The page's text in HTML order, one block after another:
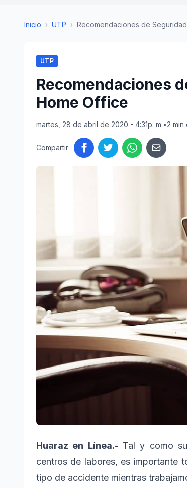
Inicio › UTP › Recomendaciones de
UTP
Recomendaciones
Home Office
martes, 28 de abril de 2020 - 4:31p. m.•2 min
Compartir:
Huaraz en Línea.- Tal y como
centros de labores, es importante
tipo de accidente mientras